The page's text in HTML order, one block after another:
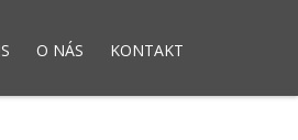
O NÁS KONTAKT